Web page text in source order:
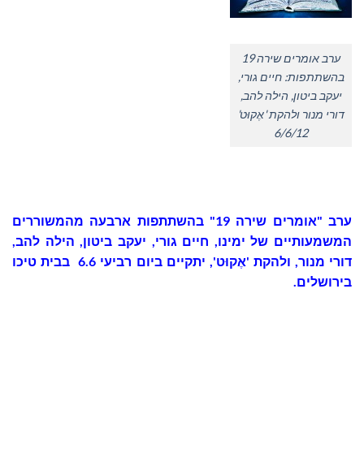
ערב אומרים שירה 19
בהשתתפות: חיים גורי,
יעקב ביטון, הילה להב,
דורי מנור ולהקת 'אֶקוּט'
6/6/12
ערב "אומרים שירה 19" בהשתתפות ארבעה מהמשוררים
המשמעותיים של ימינו, חיים גורי, יעקב ביטון, הילה להב,
דורי מנור, ולהקת 'אֶקוּט', יתקיים ביום רביעי 6.6 בבית טיכו
בירושלים.